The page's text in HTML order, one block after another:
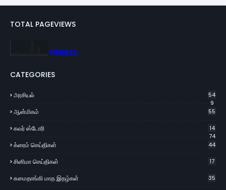
TOTAL PAGEVIEWS
1186622
CATEGORIES
அரசியல்
54
9
ஆன்மிகம் 55
கவர் ஸ்டோரி
14
74
க்ரைம் செய்திகள் 44
சினிமா செய்திகள் 17
சுமைதாங்கி மாத இதழ்கள் 35